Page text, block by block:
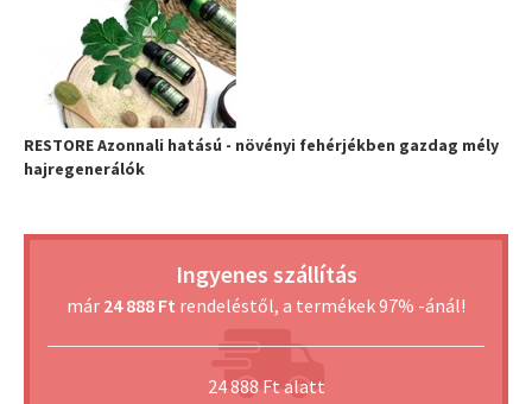
RESTORE Azonnali hatású - növényi fehérjékben gazdag mély
hajregenerálók
Ingyenes szállítás
már 24 888 Ft rendeléstől, a termékek 97% -ánál!
24 888 Ft alatt